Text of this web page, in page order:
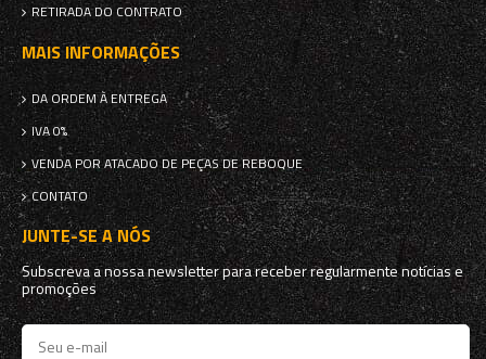
RETIRADA DO CONTRATO
MAIS INFORMAÇÕES
DA ORDEM À ENTREGA
IVA 0%
VENDA POR ATACADO DE PEÇAS DE REBOQUE
CONTATO
JUNTE-SE A NÓS
Subscreva a nossa newsletter para receber regularmente notícias e
promoções